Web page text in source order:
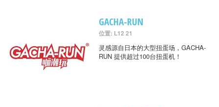
GACHA-RUN
位置: L12 21
灵感源自日本的大型扭蛋场，GACHA-
RUN 提供超过100台扭蛋机！